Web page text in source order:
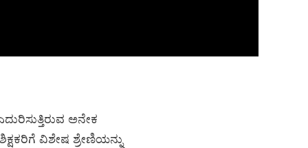
ಅನೇಕ
ವಿಶೇಷ ಶ್ರೇಣಿಯನ್ನು